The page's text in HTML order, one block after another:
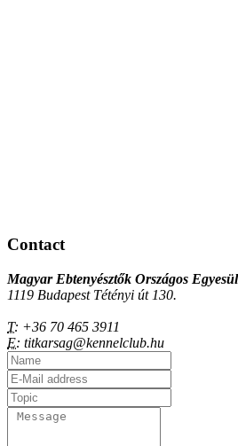
Contact
Magyar Ebtenyésztők Országos
1119 Budapest Tétényi út 130.
T: +36 70 465 3911
E: titkarsag@kennelclub.hu